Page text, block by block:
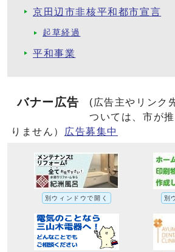
京田辺市非核平和都市宣言
起草経過
平和事業
バナー広告
(広告主やリンク
ついては、市が
りません）
広告募集中
別ウィンドウで開く 別